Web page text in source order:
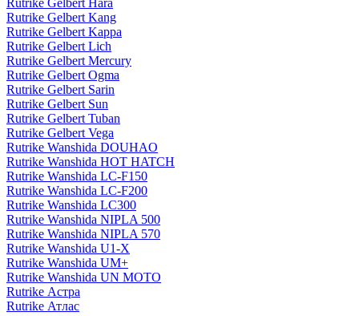
Rutrike Gelbert Hara
Rutrike Gelbert Kang
Rutrike Gelbert Kappa
Rutrike Gelbert Lich
Rutrike Gelbert Mercury
Rutrike Gelbert Ogma
Rutrike Gelbert Sarin
Rutrike Gelbert Sun
Rutrike Gelbert Tuban
Rutrike Gelbert Vega
Rutrike Wanshida DOUHAO
Rutrike Wanshida HOT HATCH
Rutrike Wanshida LC-F150
Rutrike Wanshida LC-F200
Rutrike Wanshida LC300
Rutrike Wanshida NIPLA 500
Rutrike Wanshida NIPLA 570
Rutrike Wanshida U1-X
Rutrike Wanshida UM+
Rutrike Wanshida UN MOTO
Rutrike Астра
Rutrike Атлас